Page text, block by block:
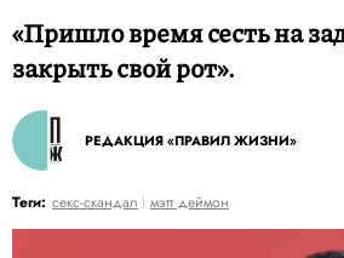
«Пришло время сесть на
закрыть свой рот».
РЕДАКЦИЯ «ПРАВИЛ ЖИЗНИ»
Теги: секс-скандал мэтт деймон